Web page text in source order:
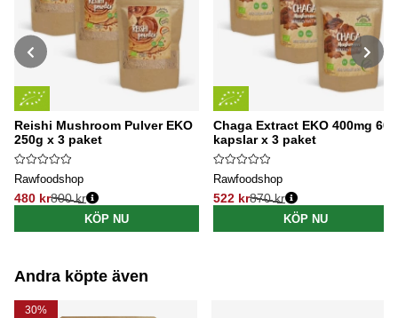
Reishi Mushroom Pulver EKO
250g x 3 paket
Rawfoodshop
480 kr
Ordinarie pris:
800 kr
KÖP NU
Chaga Extract EKO 400mg 60
kapslar x 3 paket
Rawfoodshop
522 kr
Ordinarie pris:
870 kr
KÖP NU
Andra köpte även
30%